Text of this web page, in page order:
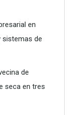
en
sistemas de
de
seca en tres